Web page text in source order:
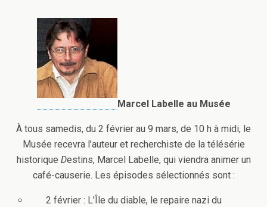
Marcel Labelle au Musée
À tous samedis, du 2 février au 9 mars, de 10 h à midi, le
Musée recevra l’auteur et recherchiste de la télésérie
historique Destins, Marcel Labelle, qui viendra animer un
café-causerie. Les épisodes sélectionnés sont :
2 février : L’Île du diable, le repaire nazi du